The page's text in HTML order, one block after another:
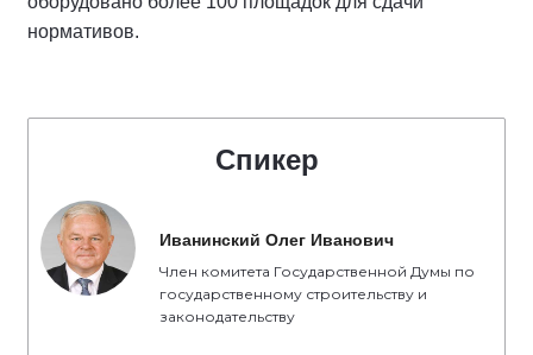
нормативов.
Спикер
Иванинский Олег Иванович
Член комитета Государственной Думы по
государственному строительству и
законодательству